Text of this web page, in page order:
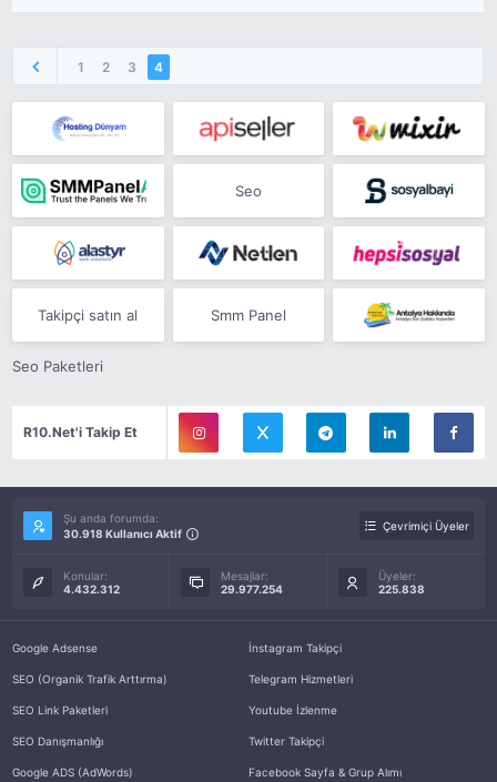
1 2 3 4
Seo
Takipçi satın al Smm Panel
Seo Paketleri
R10.Net'i Takip Et
Şu anda forumda:
30.918 Kullanıcı Aktif
Çevrimiçi Üyeler
Konular:
4.432.312
Mesajlar:
29.977.254
Üyeler:
225.838
Google Adsense
SEO (Organik Trafik Arttırma)
SEO Link Paketleri
SEO Danışmanlığı
Google ADS (AdWords)
İnstagram Takipçi
Telegram Hizmetleri
Youtube İzlenme
Twitter Takipçi
Facebook Sayfa & Grup Alımı